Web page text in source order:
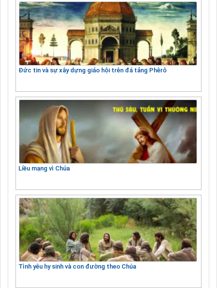
Đức tin và sự xây dựng giáo hội trên đá tảng Phêrô
Liều mạng vì Chúa
Tình yêu hy sinh và con đường theo Chúa